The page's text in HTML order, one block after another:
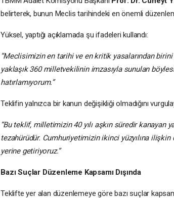
belirterek, bunun Meclis tarihindeki en önemli
Yüksel, yaptığı açıklamada şu ifadeleri kullandı:
“Meclisimizin en tarihi ve en kritik yasalarından
yaklaşık 360 milletvekilinin imzasıyla sunulan
hatırlamıyorum.”
Teklifin yalnızca bir kanun değişikliği olmadığını
“Bu teklif, milletimizin 40 yılı aşkın süredir kanayan
tezahürüdür. Cumhuriyetimizin ikinci yüzyılına
yerine getiriyoruz.”
Bazı Suçlar Düzenleme Kapsamı Dışında
Teklifte yer alan düzenlemeye göre bazı suçlar kapsam